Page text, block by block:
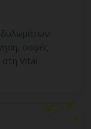
σαφές
Vital